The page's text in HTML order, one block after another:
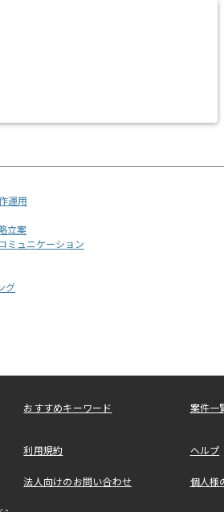
運用
立案
ミュニケーション
グ
おすすめキーワード 案件一
利用規約 ヘルプ
法人向けのお問い合わせ 個人様